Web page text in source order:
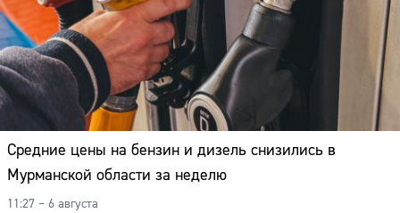
Средние цены на бензин и дизель снизились в
Мурманской области за неделю
11:27 – 6 августа